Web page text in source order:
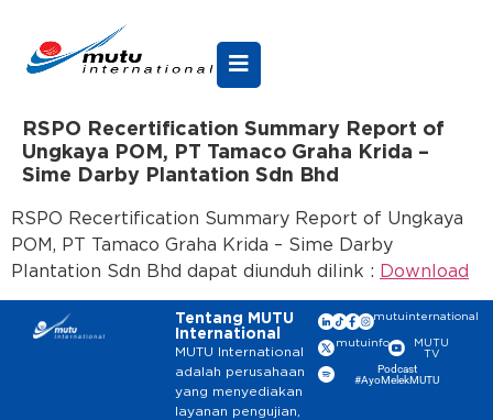
RSPO Recertification Summary Report of
Ungkaya POM, PT Tamaco Graha Krida –
Sime Darby Plantation Sdn Bhd
RSPO Recertification Summary Report of Ungkaya
POM, PT Tamaco Graha Krida – Sime Darby
Plantation Sdn Bhd dapat diunduh dilink : Download
Tentang MUTU
International
MUTU International
adalah perusahaan
yang menyediakan
layanan pengujian,
mutuinternational
mutuinfo
MUTU
TV
Podcast
#AyoMelekMUTU